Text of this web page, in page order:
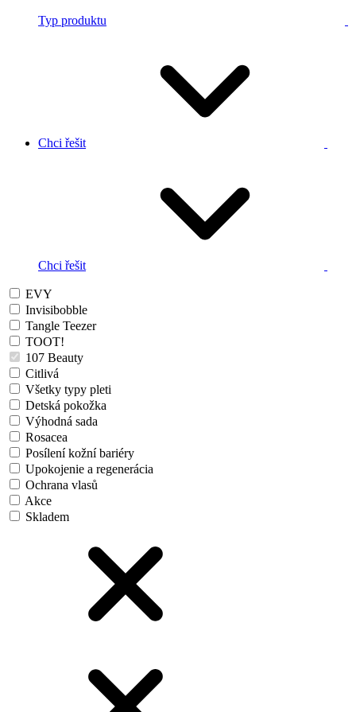
Typ produktu
Chci řešit
Chci řešit
EVY
Invisibobble
Tangle Teezer
TOOT!
107 Beauty
Citlivá
Všetky typy pleti
Detská pokožka
Výhodná sada
Rosacea
Posílení kožní bariéry
Upokojenie a regenerácia
Ochrana vlasů
Akce
Skladem